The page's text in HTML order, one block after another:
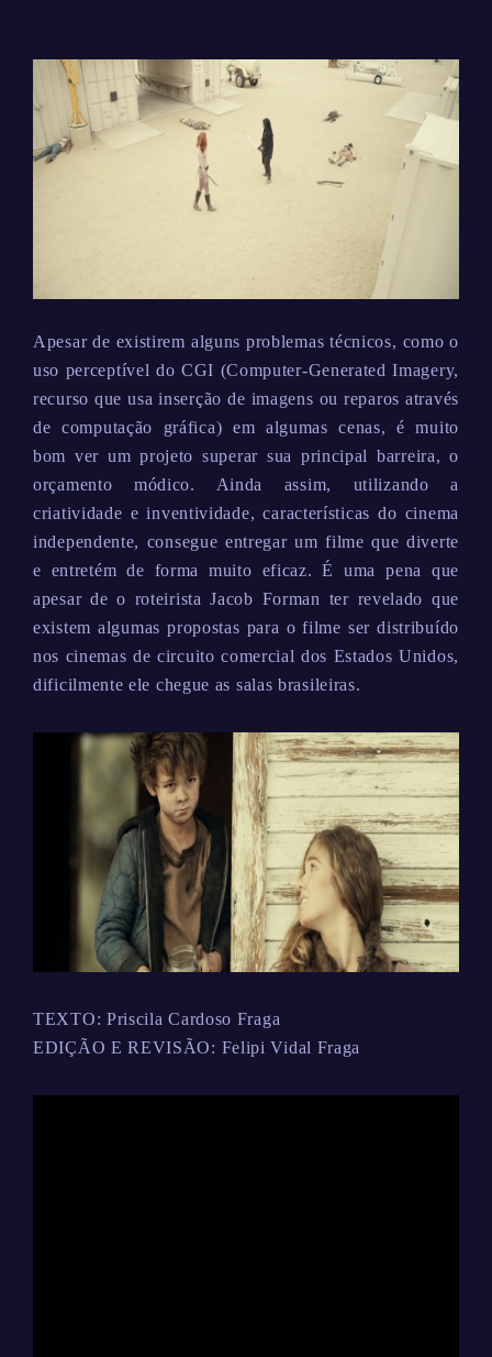
Apesar de existirem alguns problemas técnicos, como o
uso perceptível do CGI (Computer-Generated Imagery,
recurso que usa inserção de imagens ou reparos através
de computação gráfica) em algumas cenas, é muito
bom ver um projeto superar sua principal barreira, o
orçamento módico. Ainda assim, utilizando a
criatividade e inventividade, características do cinema
independente, consegue entregar um filme que diverte
e entretém de forma muito eficaz. É uma pena que
apesar de o roteirista Jacob Forman ter revelado que
existem algumas propostas para o filme ser distribuído
nos cinemas de circuito comercial dos Estados Unidos,
dificilmente ele chegue as salas brasileiras.
TEXTO: Priscila Cardoso Fraga
EDIÇÃO E REVISÃO: Felipi Vidal Fraga